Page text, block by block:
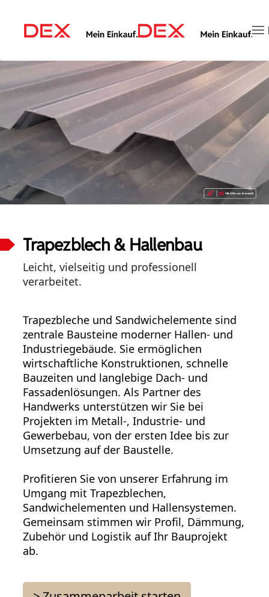
Zum Hauptinhalt springen
Trapezblech & Hallenbau
Leicht, vielseitig und professionell
verarbeitet.
Trapezbleche und Sandwichelemente sind
zentrale Bausteine moderner Hallen- und
Industriegebäude. Sie ermöglichen
wirtschaftliche Konstruktionen, schnelle
Bauzeiten und langlebige Dach- und
Fassadenlösungen. Als Partner des
Handwerks unterstützen wir Sie bei
Projekten im Metall-, Industrie- und
Gewerbebau, von der ersten Idee bis zur
Umsetzung auf der Baustelle.
Profitieren Sie von unserer Erfahrung im
Umgang mit Trapezblechen,
Sandwichelementen und Hallensystemen.
Gemeinsam stimmen wir Profil, Dämmung,
Zubehör und Logistik auf Ihr Bauprojekt
ab.